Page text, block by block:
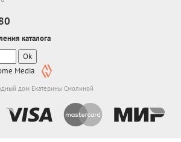
каталога
Ok
Media
дом Екатерины Смолиной